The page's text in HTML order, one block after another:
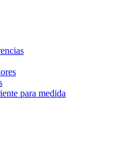
para medida